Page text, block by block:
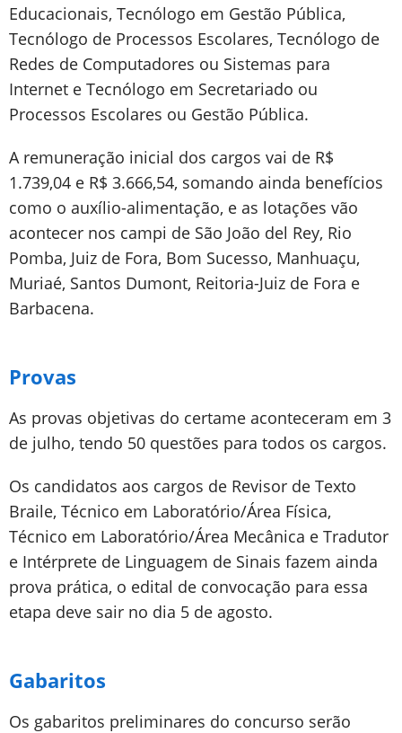
Educacionais, Tecnólogo em Gestão Pública,
Tecnólogo de Processos Escolares, Tecnólogo de
Redes de Computadores ou Sistemas para
Internet e Tecnólogo em Secretariado ou
Processos Escolares ou Gestão Pública.
A remuneração inicial dos cargos vai de R$
1.739,04 e R$ 3.666,54, somando ainda benefícios
como o auxílio-alimentação, e as lotações vão
acontecer nos campi de São João del Rey, Rio
Pomba, Juiz de Fora, Bom Sucesso, Manhuaçu,
Muriaé, Santos Dumont, Reitoria-Juiz de Fora e
Barbacena.
Provas
As provas objetivas do certame aconteceram em 3
de julho, tendo 50 questões para todos os cargos.
Os candidatos aos cargos de Revisor de Texto
Braile, Técnico em Laboratório/Área Física,
Técnico em Laboratório/Área Mecânica e Tradutor
e Intérprete de Linguagem de Sinais fazem ainda
prova prática, o edital de convocação para essa
etapa deve sair no dia 5 de agosto.
Gabaritos
Os gabaritos preliminares do concurso serão